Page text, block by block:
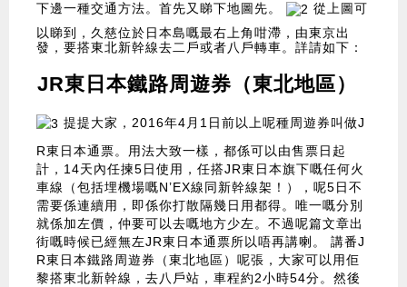
下邊一種交通方法。首先又睇下地圖先。
從上圖可
以睇到，久慈位於日本島嘅最右上角咁滯，由東京出
發，要搭東北新幹線去二戶或者八戶轉車。詳請如下：
JR東日本鐵路周遊券（東北地區）
提提大家，2016年4月1日前以上呢種周遊券叫做J
R東日本通票。用法大致一樣，都係可以由售票日起
計，14天內任揀5日使用，任搭JR東日本旗下嘅任何火
車線（包括埋機場嘅N’EX線同新幹線架！），呢5日不
需要係連續用，即係你打散隔幾日用都得。唯一嘅分別
就係加左價，仲要可以去嘅地方少左。不過呢篇文章出
街嘅時候已經無左JR東日本通票所以唔再講喇。 講番J
R東日本鐵路周遊券（東北地區）呢張，大家可以用佢
黎搭東北新幹線，去八戶站，車程約2小時54分。然後